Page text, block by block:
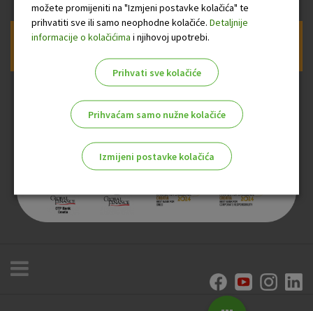
Prijava na newsletter OTP banke
možete promijeniti na "Izmjeni postavke kolačića" te
prihvatiti sve ili samo neophodne kolačiće. Detaljnije
informacije o kolačićima i njihovoj upotrebi.
Prihvati sve kolačiće
Prihvaćam samo nužne kolačiće
Izmijeni postavke kolačića
Nužni kolačići